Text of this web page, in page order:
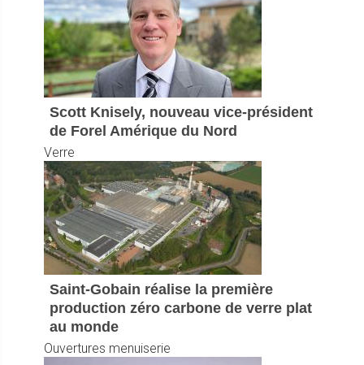
Scott Knisely, nouveau vice-président
de Forel Amérique du Nord
Verre
Saint-Gobain réalise la première
production zéro carbone de verre plat
au monde
Ouvertures menuiserie